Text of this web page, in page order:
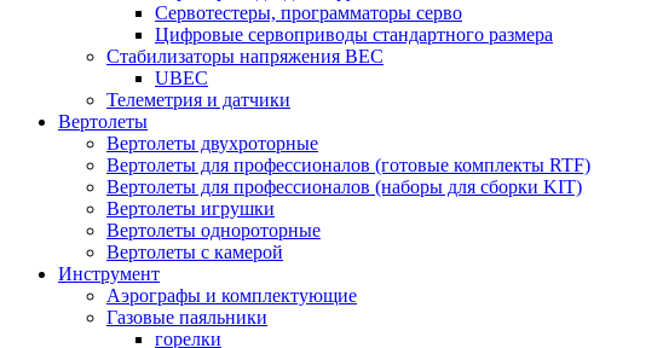
Сервотестеры, программаторы серво
Цифровые сервоприводы стандартного размера
Стабилизаторы напряжения BEC
UBEC
Телеметрия и датчики
Вертолеты
Вертолеты двухроторные
Вертолеты для профессионалов (готовые комплекты RTF)
Вертолеты для профессионалов (наборы для сборки KIT)
Вертолеты игрушки
Вертолеты однороторные
Вертолеты с камерой
Инструмент
Аэрографы и комплектующие
Газовые паяльники
горелки